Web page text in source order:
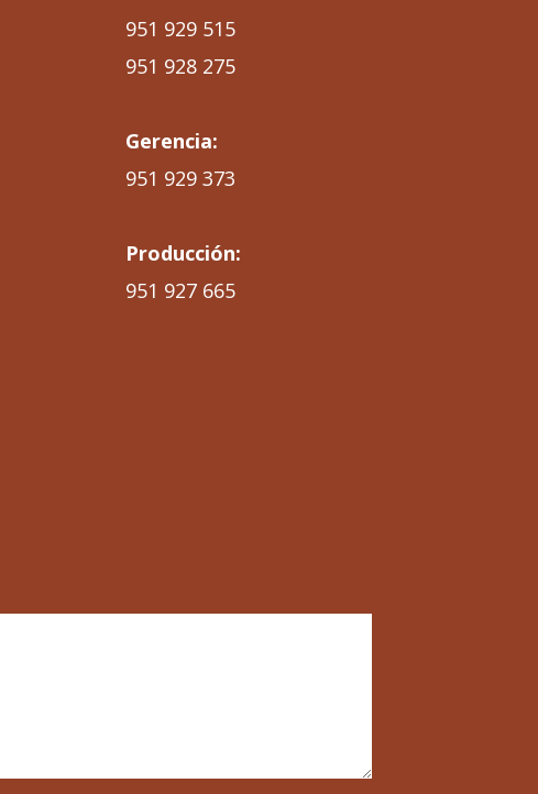
951 929 515
951 928 275
Gerencia:
951 929 373
Producción:
951 927 665